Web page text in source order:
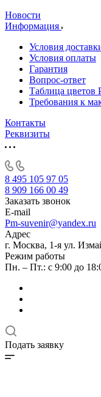
Новости
Информация
Условия
Условия оплаты
Гарантия
Вопрос-ответ
Таблица цветов
Требования к
Контакты
Реквизиты
8 495 105 97 05
8 909 166 00 49
Заказать звонок
E-mail
Pm-suvenir@yandex.ru
Адрес
г. Москва, 1-я ул.
Режим работы
Пн. – Пт.: с 9:00 до
Подать заявку